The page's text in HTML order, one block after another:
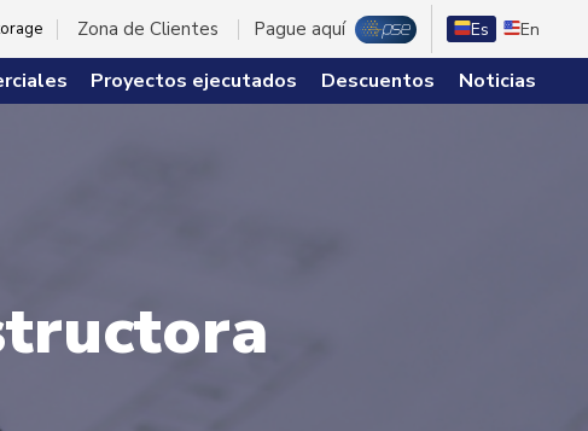
Zona de Clientes Pague aquí Es En
Proyectos ejecutados Descuentos Noticias